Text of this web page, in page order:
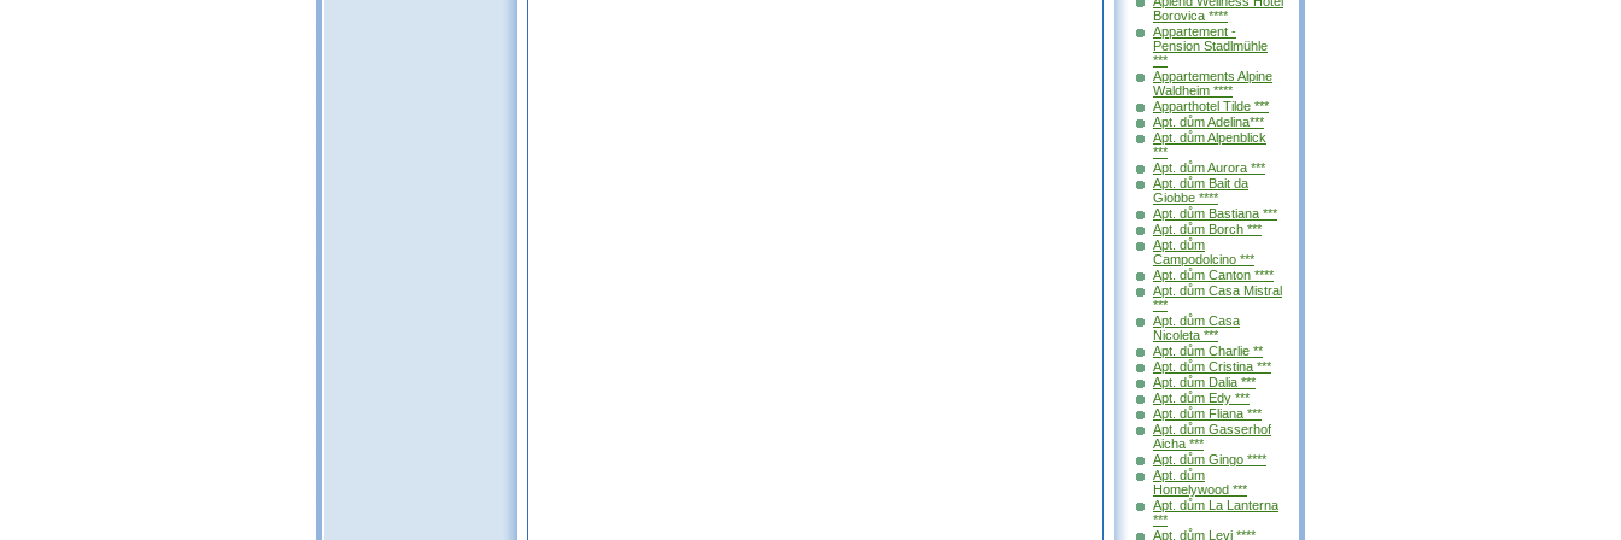
Borovica ****
Appartement -
Pension Stadlmühle
***
Appartements Alpine
Waldheim ****
Apparthotel Tilde ***
Apt. dům Adelina***
Apt. dům Alpenblick
***
Apt. dům Aurora ***
Apt. dům Bait da
Giobbe ****
Apt. dům Bastiana ***
Apt. dům Borch ***
Apt. dům
Campodolcino ***
Apt. dům Canton ****
Apt. dům Casa Mistral
***
Apt. dům Casa
Nicoleta ***
Apt. dům Charlie **
Apt. dům Cristina ***
Apt. dům Dalia ***
Apt. dům Edy ***
Apt. dům Fliana ***
Apt. dům Gasserhof
Aicha ***
Apt. dům Gingo ****
Apt. dům
Homelywood ***
Apt. dům La Lanterna
***
Apt. dům Levi ****